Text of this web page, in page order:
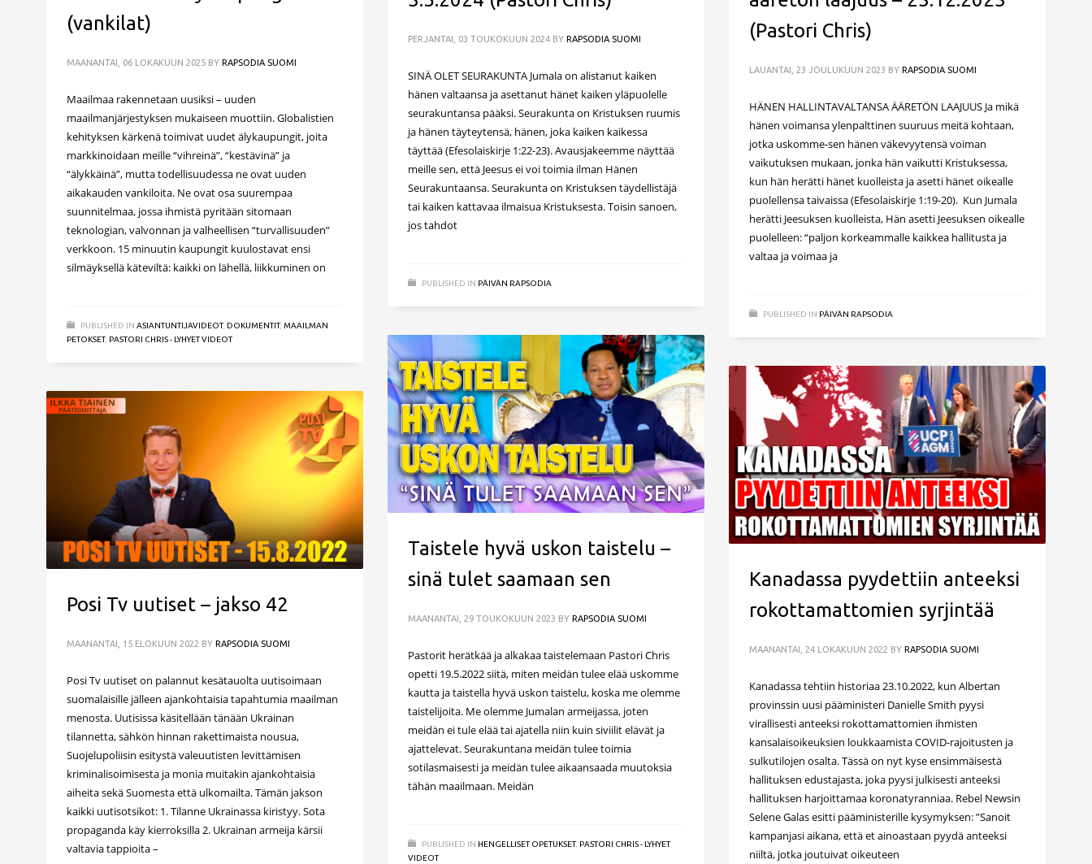
(vankilat)
MAANANTAI, 06 LOKAKUUN 2025 BY RAPSODIA SUOMI
Maailmaa rakennetaan uusiksi – uuden
maailmanjärjestyksen mukaiseen muottiin. Globalistien
kehityksen kärkenä toimivat uudet älykaupungit, joita
markkinoidaan meille “vihreinä”, “kestävinä” ja
“älykkäinä”, mutta todellisuudessa ne ovat uuden
aikakauden vankiloita. Ne ovat osa suurempaa
suunnitelmaa, jossa ihmistä pyritään sitomaan
teknologian, valvonnan ja valheellisen “turvallisuuden”
verkkoon. 15 minuutin kaupungit kuulostavat ensi
silmäyksellä käteviltä: kaikki on lähellä, liikkuminen on
PUBLISHED IN ASIANTUNTIJAVIDEOT, DOKUMENTIT, MAAILMAN
PETOKSET, PASTORI CHRIS - LYHYET VIDEOT
PERJANTAI, 03 TOUKOKUUN 2024 BY RAPSODIA SUOMI
SINÄ OLET SEURAKUNTA Jumala on alistanut kaiken
hänen valtaansa ja asettanut hänet kaiken yläpuolelle
seurakuntansa pääksi. Seurakunta on Kristuksen ruumis
ja hänen täyteytensä, hänen, joka kaiken kaikessa
täyttää (Efesolaiskirje 1:22-23). Avausjakeemme näyttää
meille sen, että Jeesus ei voi toimia ilman Hänen
Seurakuntaansa. Seurakunta on Kristuksen täydellistäjä
tai kaiken kattavaa ilmaisua Kristuksesta. Toisin sanoen,
jos tahdot
PUBLISHED IN PÄIVÄN RAPSODIA
(Pastori Chris)
LAUANTAI, 23 JOULUKUUN 2023 BY RAPSODIA SUOMI
HÄNEN HALLINTAVALTANSA ÄÄRETÖN LAAJUUS Ja mikä
hänen voimansa ylenpalttinen suuruus meitä kohtaan,
jotka uskomme-sen hänen väkevyytensä voiman
vaikutuksen mukaan, jonka hän vaikutti Kristuksessa,
kun hän herätti hänet kuolleista ja asetti hänet oikealle
puolellensa taivaissa (Efesolaiskirje 1:19-20). Kun Jumala
herätti Jeesuksen kuolleista, Hän asetti Jeesuksen oikealle
puolelleen: “paljon korkeammalle kaikkea hallitusta ja
valtaa ja voimaa ja
PUBLISHED IN PÄIVÄN RAPSODIA
Taistele hyvä uskon taistelu –
sinä tulet saamaan sen
MAANANTAI, 29 TOUKOKUUN 2023 BY RAPSODIA SUOMI
Pastorit herätkää ja alkakaa taistelemaan Pastori Chris
opetti 19.5.2022 siitä, miten meidän tulee elää uskomme
kautta ja taistella hyvä uskon taistelu, koska me olemme
taistelijoita. Me olemme Jumalan armeijassa, joten
meidän ei tule elää tai ajatella niin kuin siviilit elävät ja
ajattelevat. Seurakuntana meidän tulee toimia
sotilasmaisesti ja meidän tulee aikaansaada muutoksia
tähän maailmaan. Meidän
PUBLISHED IN HENGELLISET OPETUKSET, PASTORI CHRIS - LYHYET
VIDEOT
Kanadassa pyydettiin anteeksi
rokottamattomien syrjintää
MAANANTAI, 24 LOKAKUUN 2022 BY RAPSODIA SUOMI
Kanadassa tehtiin historiaa 23.10.2022, kun Albertan
provinssin uusi pääministeri Danielle Smith pyysi
virallisesti anteeksi rokottamattomien ihmisten
kansalaisoikeuksien loukkaamista COVID-rajoitusten ja
sulkutilojen osalta. Tässä on nyt kyse ensimmäisestä
hallituksen edustajasta, joka pyysi julkisesti anteeksi
hallituksen harjoittamaa koronatyranniaa. Rebel Newsin
Selene Galas esitti pääministerille kysymyksen: ”Sanoit
kampanjasi aikana, että et ainoastaan pyydä anteeksi
niiltä, jotka joutuivat oikeuteen
Posi Tv uutiset – jakso 42
MAANANTAI, 15 ELOKUUN 2022 BY RAPSODIA SUOMI
Posi Tv uutiset on palannut kesätauolta uutisoimaan
suomalaisille jälleen ajankohtaisia tapahtumia maailman
menosta. Uutisissa käsitellään tänään Ukrainan
tilannetta, sähkön hinnan rakettimaista nousua,
Suojelupoliisin esitystä valeuutisten levittämisen
kriminalisoimisesta ja monia muitakin ajankohtaisia
aiheita sekä Suomesta että ulkomailta. Tämän jakson
kaikki uutisotsikot: 1. Tilanne Ukrainassa kiristyy. Sota
propaganda käy kierroksilla 2. Ukrainan armeija kärsii
valtavia tappioita –